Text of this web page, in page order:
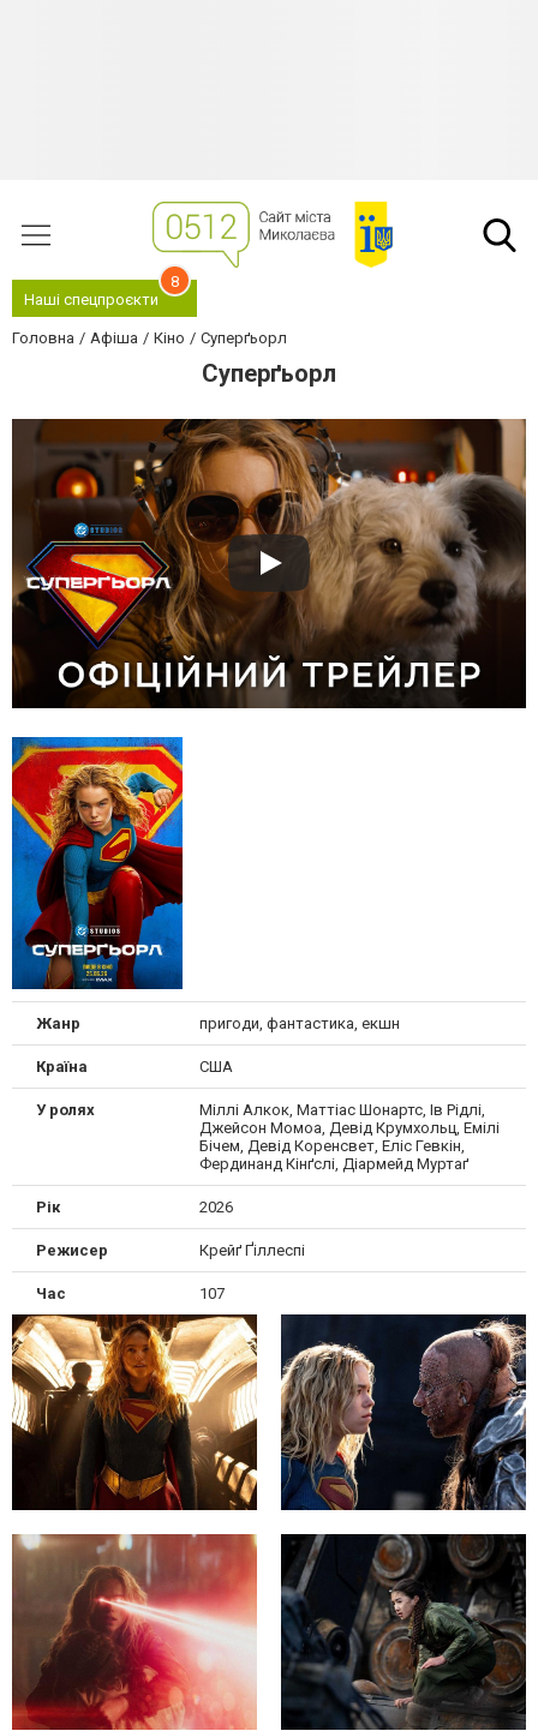
Наші спецпроєкти
8
Головна Афіша Кіно Суперґьорл
Суперґьорл
Жанр пригоди, фантастика, екшн
Країна США
У ролях
Міллі Алкок, Маттіас Шонартс, Ів Рідлі,
Джейсон Момоа, Девід Крумхольц, Емілі
Бічем, Девід Коренсвет, Еліс Гевкін,
Фердинанд Кінґслі, Діармейд Муртаґ
Рік 2026
Режисер Крейґ Ґіллеспі
Час 107